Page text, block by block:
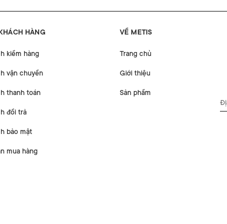
HÀNG
kiểm hàng
vận chuyển
thanh toán
đổi trả
bảo mật
mua hàng
VỀ METIS
Trang chủ
Giới thiệu
Sản phẩm